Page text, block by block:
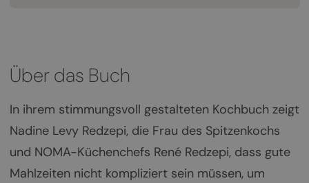
Über das Buch
In ihrem stimmungsvoll gestalteten Kochbuch zeigt
Nadine Levy Redzepi, die Frau des Spitzenkochs
und NOMA-Küchenchefs René Redzepi, dass gute
Mahlzeiten nicht kompliziert sein müssen, um